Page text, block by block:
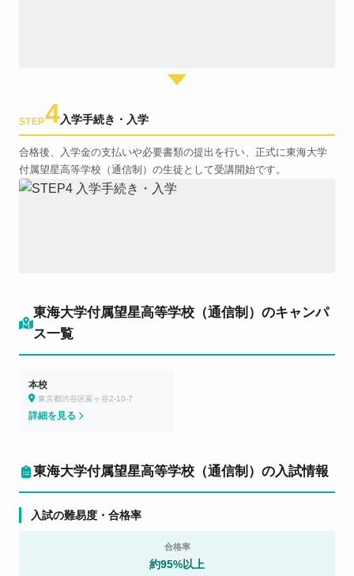
STEP4入学手続き・入学
合格後、入学金の支払いや必要書類の提出を行い、正式に東海大学
付属望星高等学校（通信制）の生徒として受講開始です。
東海大学付属望星高等学校（通信制）のキャンパ
ス一覧
本校
東京都渋谷区富ヶ谷2-10-7
詳細を見る
東海大学付属望星高等学校（通信制）の入試情報
入試の難易度・合格率
合格率
約95%以上